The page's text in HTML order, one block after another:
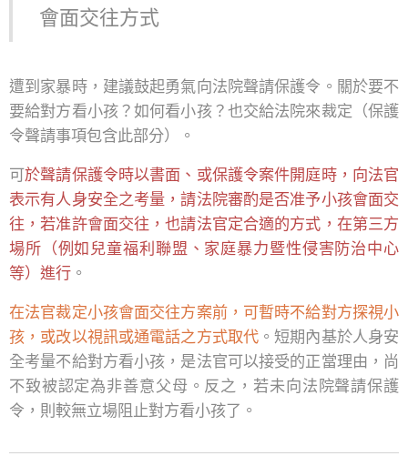
會面交往方式
遭到家暴時，建議鼓起勇氣向法院聲請保護令。關於要不
要給對方看小孩？如何看小孩？也交給法院來裁定（保護
令聲請事項包含此部分）。
可於聲請保護令時以書面、或保護令案件開庭時，向法官
表示有人身安全之考量，請法院審酌是否准予小孩會面交
往，若准許會面交往，也請法官定合適的方式，在第三方
場所（例如兒童福利聯盟、家庭暴力暨性侵害防治中心
等）進行 。
在法官裁定小孩會面交往方案前，可暫時不給對方探視小
孩，或改以視訊或通電話之方式取代 。短期內基於人身安
全考量不給對方看小孩，是法官可以接受的正當理由，尚
不致被認定為非善意父母。反之，若未向法院聲請保護
令，則較無立場阻止對方看小孩了。